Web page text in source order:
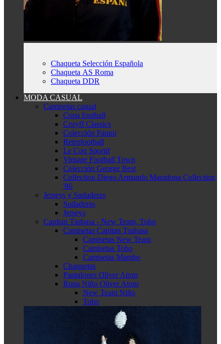
Chaqueta Selección Española
Chaqueta AS Roma
Chaqueta DDR
MODA CASUAL
Camisetas casual
Copa football
Cruyff Classics
Colección Panini
Retrofootball
Le Coq Sportif
Vintage Football Town
Colección George Best
Collection Diego Armando Maradona Collection
'86
Jerseys y Sudaderas
Sudaderas
Jerseys
Capitan Tsubasa - New Team, Toho
Camisetas Capitan Tsubasa
Camisetas New Team
Camisetas Toho
Camisetas Mambo
Chaquetas
Pantalones Oliver Atom
Ropa Niño Oliver Atom
New Team Niño
Toho